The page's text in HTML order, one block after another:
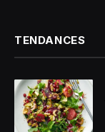
TENDANCES